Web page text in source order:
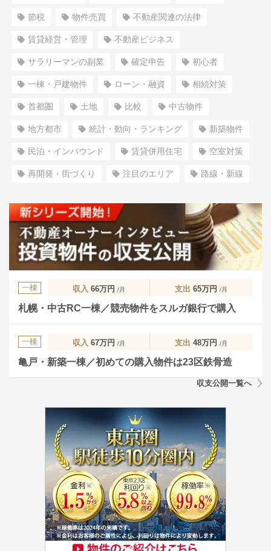
節税 物件売買 不動産関連の法律
賃貸経営・管理 不動産ビジネス
サラリーマンの副業 確定申告 初心者
一棟・戸建物件 ローン・融資 相続対策
首都圏 土地 比較 中古物件
地方都市 統計・動向・ランキング 新築物件
民泊・インバウンド 賃貸併用住宅 空室対策
再開発・街づくり 注目のエリア 路線・新線
一棟 収入 66万円 /月 支出 65万円 /月
札幌・中古RC一棟／競売物件をスルガ銀行で購入
一棟 収入 67万円 /月 支出 48万円 /月
亀戸・新築一棟／初めての購入物件は23区鉄骨造
収支公開一覧へ